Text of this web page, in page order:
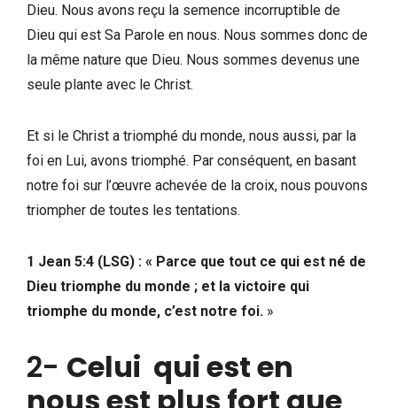
Dieu. Nous avons reçu la semence incorruptible de
Dieu qui est Sa Parole en nous. Nous sommes donc de
la même nature que Dieu. Nous sommes devenus une
seule plante avec le Christ.
Et si le Christ a triomphé du monde, nous aussi, par la
foi en Lui, avons triomphé. Par conséquent, en basant
notre foi sur l’œuvre achevée de la croix, nous pouvons
triompher de toutes les tentations.
1 Jean 5:4 (LSG) : « Parce que tout ce qui est né de
Dieu triomphe du monde ; et la victoire qui
triomphe du monde, c’est notre foi. »
2- Celui qui est en